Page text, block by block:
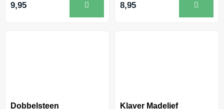
9,95 8,95
Dobbelsteen Klaver Madelief